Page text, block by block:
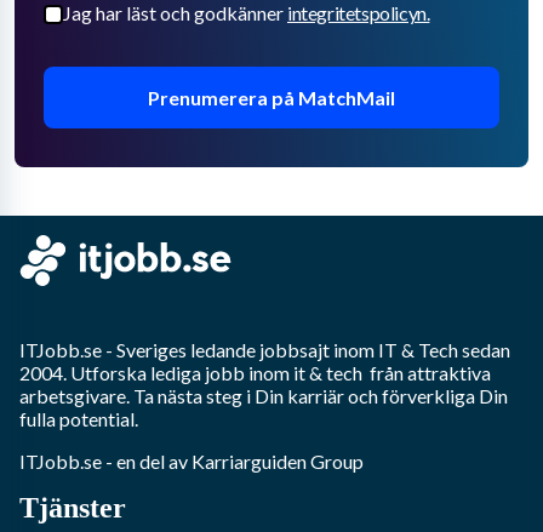
Jag har läst och godkänner integritetspolicyn.
Prenumerera på MatchMail
ITJobb.se - Sveriges ledande jobbsajt inom IT & Techsedan
2004. Utforska lediga jobb inom it & tech från attraktiva
arbetsgivare. Ta nästa steg i Din karriär och förverkliga Din
fulla potential.
ITJobb.se - en del av Karriarguiden Group
Tjänster